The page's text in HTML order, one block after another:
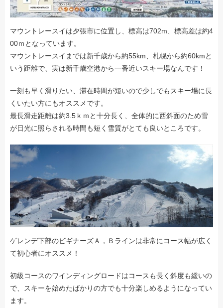
マウントレースイは夕張市に位置し、標高は702m、標高差は約4
00ｍとなっています。
マウントレースイまでは新千歳から約55km、札幌から約60kmと
いう距離で、実は新千歳空港から一番近いスキー場なんです！
一刻も早く滑りたい、滞在時間が短いので少しでもスキー場に長
くいたい方にもオススメです。
最長滑走距離は約3.5ｋｍと十分長く、全体的に西斜面のため雪
が日光に照らされる時間も短く雪質がとても良いところです。
ゲレンデ下部のビギナーズＡ，Ｂラインは非常にコース幅が広く
て初心者にオススメ！
初級コースのワインディングロードはコースも長く斜度も緩いの
で、スキーを始めたばかりの方でも十分楽しめるようになってい
ます。